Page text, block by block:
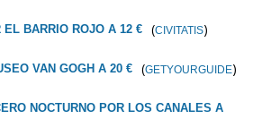
BARRIO ROJO A 12 € (CIVITATIS)
VAN GOGH A 20 € (GETYOURGUIDE)
NOCTURNO POR LOS CANALES A